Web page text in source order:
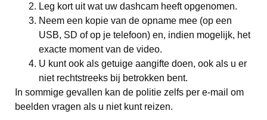
Leg kort uit wat uw dashcam heeft opgenomen.
Neem een kopie van de opname mee (op een
USB, SD of op je telefoon) en, indien mogelijk, het
exacte moment van de video.
U kunt ook als getuige aangifte doen, ook als u er
niet rechtstreeks bij betrokken bent.
In sommige gevallen kan de politie zelfs per e-mail om
beelden vragen als u niet kunt reizen.